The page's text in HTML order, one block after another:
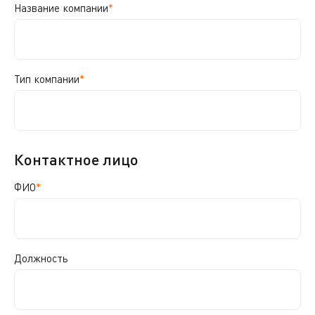
Название компании*
Тип компании*
Контактное лицо
ФИО*
Должность